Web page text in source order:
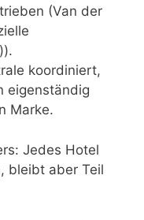
(Van der
koordiniert,
eigenständig
Marke.
Jedes Hotel
bleibt aber Teil